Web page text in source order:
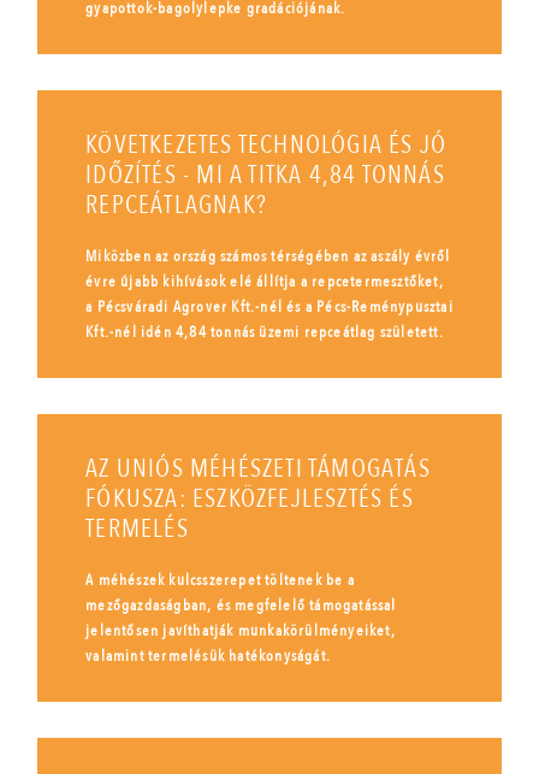
gyapottok-bagolylepke gradációjának.
KÖVETKEZETES TECHNOLÓGIA ÉS JÓ
IDŐZÍTÉS - MI A TITKA 4,84 TONNÁS
REPCEÁTLAGNAK?
Miközben az ország számos térségében az aszály évről
évre újabb kihívások elé állítja a repcetermesztőket,
a Pécsváradi Agrover Kft.-nél és a Pécs-Reménypusztai
Kft.-nél idén 4,84 tonnás üzemi repceátlag született.
AZ UNIÓS MÉHÉSZETI TÁMOGATÁS
FÓKUSZA: ESZKÖZFEJLESZTÉS ÉS
TERMELÉS
A méhészek kulcsszerepet töltenek be a
mezőgazdaságban, és megfelelő támogatással
jelentősen javíthatják munkakörülményeiket,
valamint termelésük hatékonyságát.